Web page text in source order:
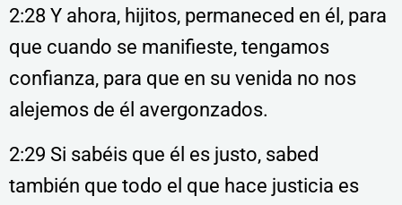
2:28 Y ahora, hijitos, permaneced en él, para
que cuando se manifieste, tengamos
confianza, para que en su venida no nos
alejemos de él avergonzados.
2:29 Si sabéis que él es justo, sabed
también que todo el que hace justicia es